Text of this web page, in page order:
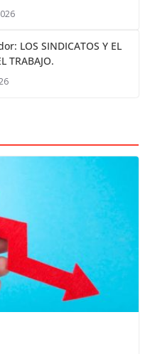
LOS SINDICATOS Y EL
TRABAJO.